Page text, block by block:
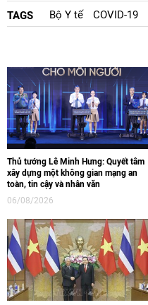
TAGS Bộ Y tế COVID-19
Thủ tướng Lê Minh Hưng: Quyết tâm
xây dựng một không gian mạng an
toàn, tin cậy và nhân văn
06/08/2026